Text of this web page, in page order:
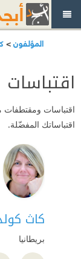
المؤلفون>
اقتباسات ومقتطفات
اقتباساتك المفضّلة.
كاث
بريطانيا